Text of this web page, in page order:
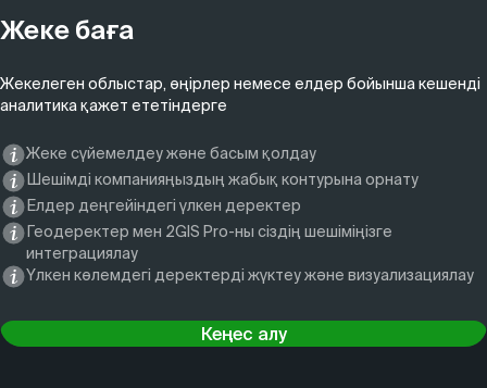
Жеке баға
Жекелеген облыстар, өңірлер немесе елдер бойынша кешенді
аналитика қажет ететіндерге
Жеке сүйемелдеу және басым қолдау
Шешімді компанияңыздың жабық контурына орнату
Елдер деңгейіндегі үлкен деректер
Геодеректер мен 2GIS Pro-ны сіздің шешіміңізге
интеграциялау
Үлкен көлемдегі деректерді жүктеу және визуализациялау
Кеңес алу